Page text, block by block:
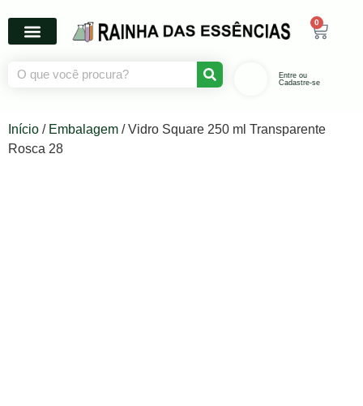
0
Entre ou
Cadastre-se
Início / Embalagem / Vidro Square 250 ml Transparente
Rosca 28